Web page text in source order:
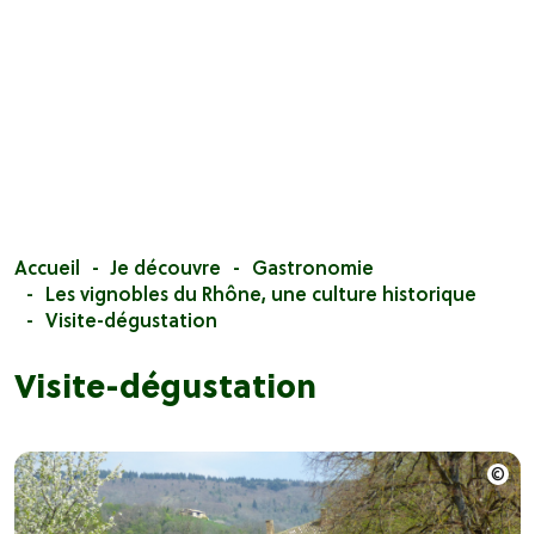
Accueil Je découvre
Gastronomie
Les vignobles du Rhône, une culture historique
Visite-dégustation
Visite-dégustation